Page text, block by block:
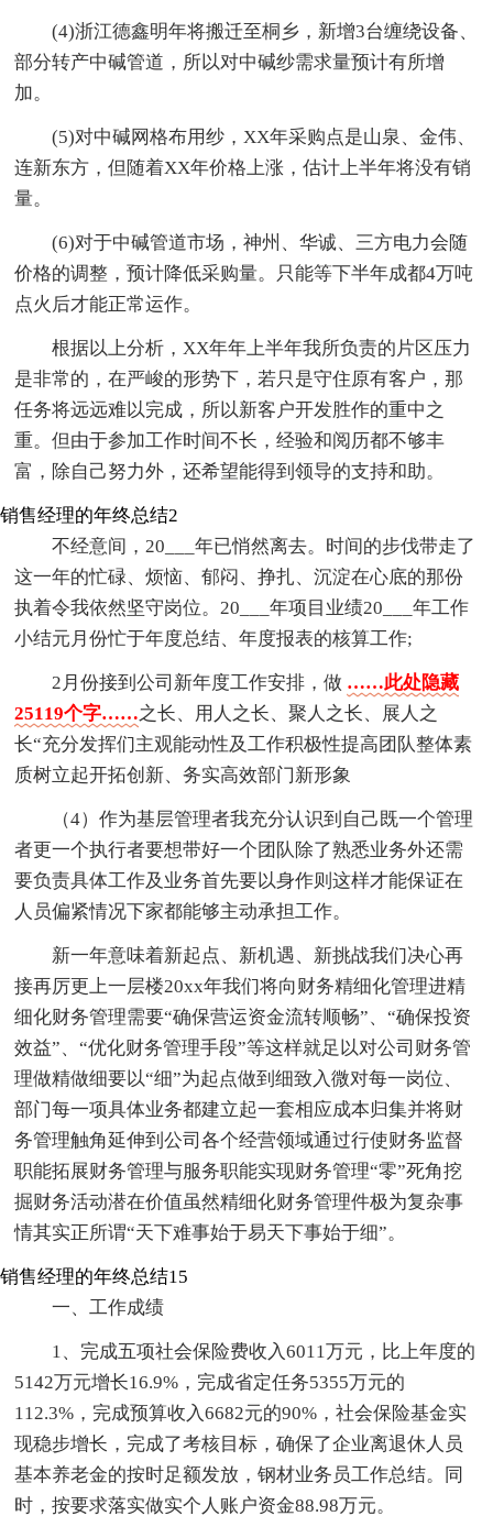
(4)浙江德鑫明年将搬迁至桐乡，新增3台缠绕设备、
部分转产中碱管道，所以对中碱纱需求量预计有所增
加。
(5)对中碱网格布用纱，XX年采购点是山泉、金伟、
连新东方，但随着XX年价格上涨，估计上半年将没有销
量。
(6)对于中碱管道市场，神州、华诚、三方电力会随
价格的调整，预计降低采购量。只能等下半年成都4万吨
点火后才能正常运作。
根据以上分析，XX年年上半年我所负责的片区压力
是非常的，在严峻的形势下，若只是守住原有客户，那
任务将远远难以完成，所以新客户开发胜作的重中之
重。但由于参加工作时间不长，经验和阅历都不够丰
富，除自己努力外，还希望能得到领导的支持和助。
销售经理的年终总结2
不经意间，20___年已悄然离去。时间的步伐带走了
这一年的忙碌、烦恼、郁闷、挣扎、沉淀在心底的那份
执着令我依然坚守岗位。20___年项目业绩20___年工作
小结元月份忙于年度总结、年度报表的核算工作;
2月份接到公司新年度工作安排，做 ……此处隐藏
25119个字……之长、用人之长、聚人之长、展人之
长“充分发挥们主观能动性及工作积极性提高团队整体素
质树立起开拓创新、务实高效部门新形象
（4）作为基层管理者我充分认识到自己既一个管理
者更一个执行者要想带好一个团队除了熟悉业务外还需
要负责具体工作及业务首先要以身作则这样才能保证在
人员偏紧情况下家都能够主动承担工作。
新一年意味着新起点、新机遇、新挑战我们决心再
接再厉更上一层楼20xx年我们将向财务精细化管理进精
细化财务管理需要“确保营运资金流转顺畅”、“确保投资
效益”、“优化财务管理手段”等这样就足以对公司财务管
理做精做细要以“细”为起点做到细致入微对每一岗位、
部门每一项具体业务都建立起一套相应成本归集并将财
务管理触角延伸到公司各个经营领域通过行使财务监督
职能拓展财务管理与服务职能实现财务管理“零”死角挖
掘财务活动潜在价值虽然精细化财务管理件极为复杂事
情其实正所谓“天下难事始于易天下事始于细”。
销售经理的年终总结15
一、工作成绩
1、完成五项社会保险费收入6011万元，比上年度的
5142万元增长16.9%，完成省定任务5355万元的
112.3%，完成预算收入6682元的90%，社会保险基金实
现稳步增长，完成了考核目标，确保了企业离退休人员
基本养老金的按时足额发放，钢材业务员工作总结。同
时，按要求落实做实个人账户资金88.98万元。